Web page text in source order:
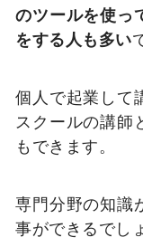
のツールを使っ
をする人も多い
個人で起業して
スクールの講師
もできます。
専門分野の知識
事ができるでし